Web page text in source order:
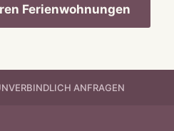
Ferienwohnungen
ANFRAGEN